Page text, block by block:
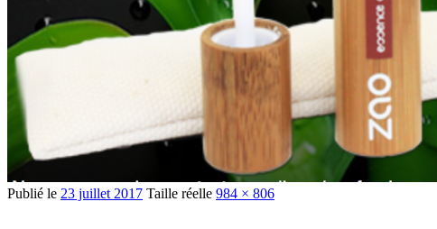
Publié le 23 juillet 2017 Taille réelle 984 × 806